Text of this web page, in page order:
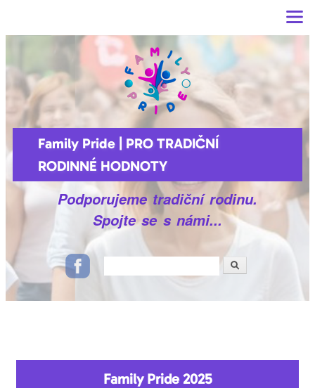
Přejít k
hlavnímu
obsahu
Family Pride | PRO TRADIČNÍ
RODINNÉ HODNOTY
Podporujeme tradiční rodinu.
Spojte se s námi...
Ikonky sociálních sítí
Vyhledávání
Hledat
Family Pride 2025